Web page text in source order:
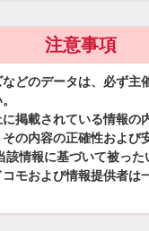
注意事項
どのデータは、必ず主
掲載されている情報の
の内容の正確性および
該情報に基づいて被った
モおよび情報提供者は